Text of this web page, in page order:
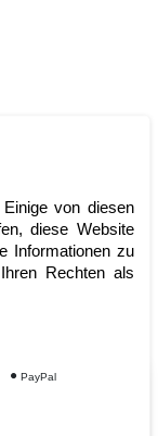
von diesen
diese Website
Informationen zu
Rechten als
PayPal